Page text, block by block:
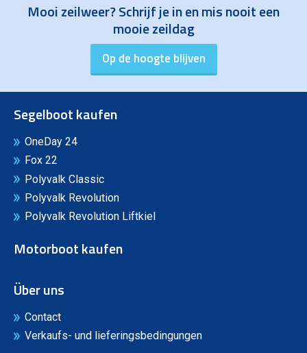
Mooi zeilweer? Schrijf je in en mis nooit een
mooie zeildag
Segelboot kaufen
OneDay 24
Fox 22
Polyvalk Classic
Polyvalk Revolution
Polyvalk Revolution Liftkiel
Motorboot kaufen
Über uns
Contact
Verkaufs- und lieferingsbedingungen